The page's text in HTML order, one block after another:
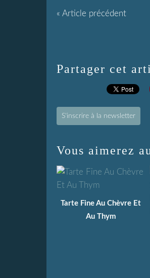
« Article précédent
Partager cet
S'inscrire à la newsletter
Vous aimerez
Tarte Fine Au Chèvre Et
Au Thym